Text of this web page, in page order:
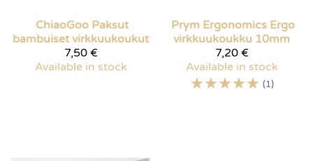
ChiaoGoo Paksut
bambuiset virkkuukoukut
7,50 €
Available in stock
Prym Ergonomics Ergo
virkkuukoukku 10mm
7,20 €
Available in stock
☆☆☆☆☆ (1)